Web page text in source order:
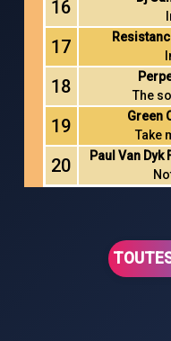
16
17
18
The
19
Green
Take
20
Paul Van